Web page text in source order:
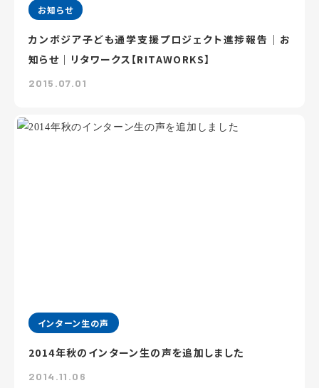
お知らせ
カンボジア子ども通学支援プロジェクト進捗報告｜お
知らせ｜リタワークス【RITAWORKS】
2015.07.01
インターン生の声
2014年秋のインターン生の声を追加しました
2014.11.06